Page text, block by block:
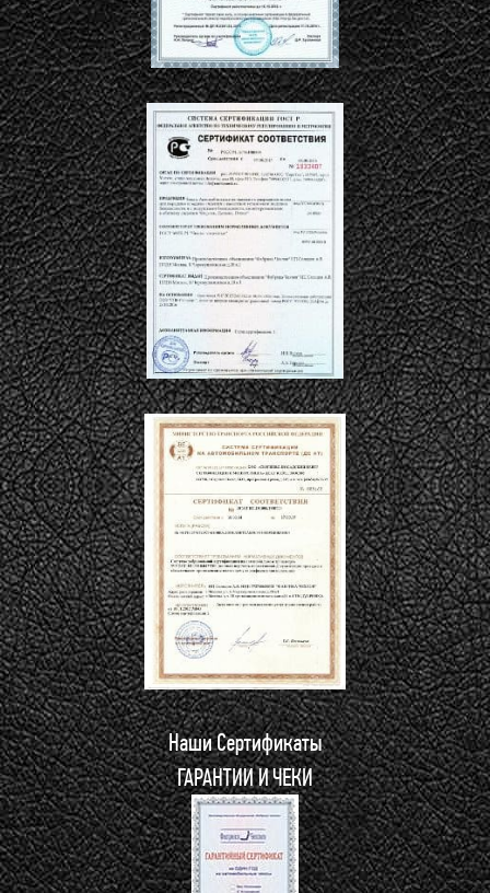
Наши Сертификаты
ГАРАНТИИ И ЧЕКИ